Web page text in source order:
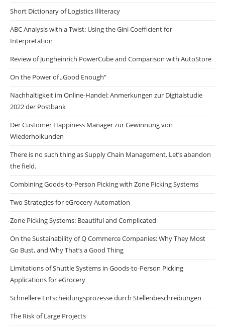
Short Dictionary of Logistics Illiteracy
ABC Analysis with a Twist: Using the Gini Coefficient for
Interpretation
Review of Jungheinrich PowerCube and Comparison with AutoStore
On the Power of „Good Enough“
Nachhaltigkeit im Online-Handel: Anmerkungen zur Digitalstudie
2022 der Postbank
Der Customer Happiness Manager zur Gewinnung von
Wiederholkunden
There is no such thing as Supply Chain Management. Let’s abandon
the field.
Combining Goods-to-Person Picking with Zone Picking Systems
Two Strategies for eGrocery Automation
Zone Picking Systems: Beautiful and Complicated
On the Sustainability of Q Commerce Companies: Why They Most
Go Bust, and Why That‘s a Good Thing
Limitations of Shuttle Systems in Goods-to-Person Picking
Applications for eGrocery
Schnellere Entscheidungsprozesse durch Stellenbeschreibungen
The Risk of Large Projects